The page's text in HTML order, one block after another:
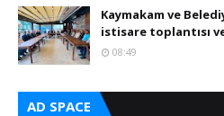
Kaymakam ve
istisare toplantısı
08:49
AD SPACE